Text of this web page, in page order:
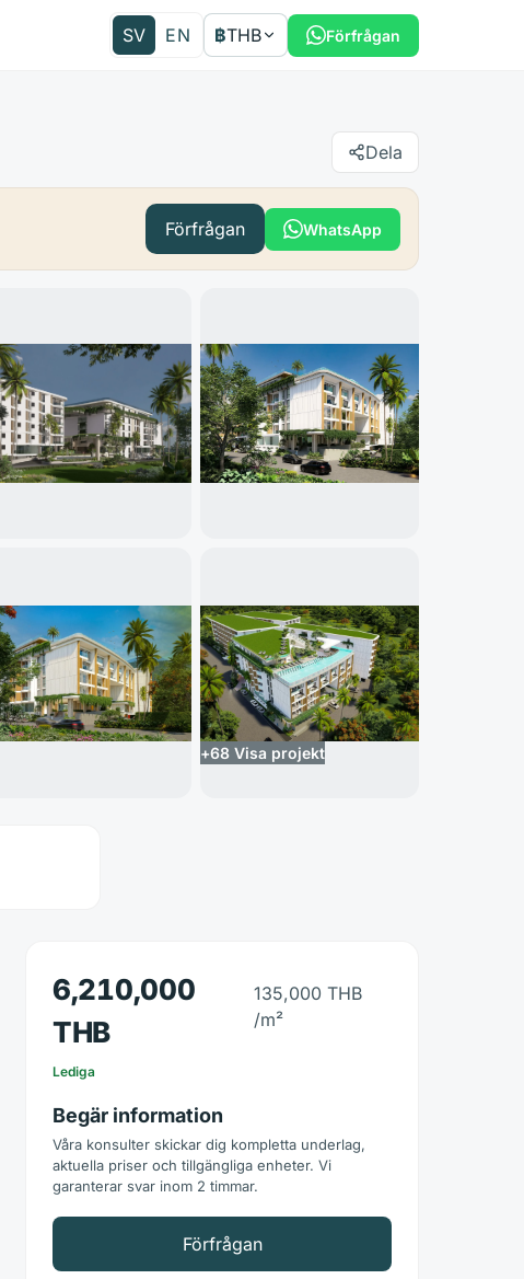
SV EN ฿THB Förfrågan
Dela
Förfrågan WhatsApp
+68 Visa projekt
6,210,000
THB
135,000 THB
/m²
Lediga
Begär information
Våra konsulter skickar dig kompletta underlag,
aktuella priser och tillgängliga enheter. Vi
garanterar svar inom 2 timmar.
Förfrågan